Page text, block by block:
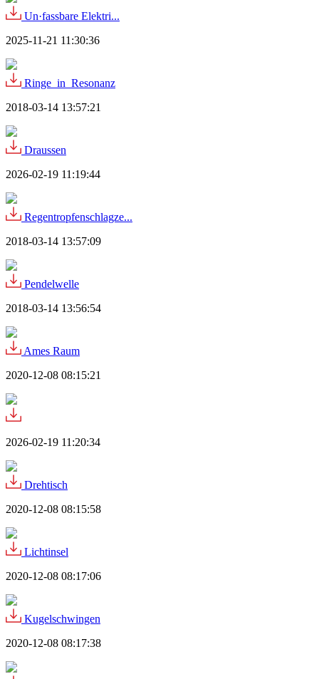
Un·fassbare Elektri...
2025-11-21 11:30:36
Ringe_in_Resonanz
2018-03-14 13:57:21
Draussen
2026-02-19 11:19:44
Regentropfenschlagze...
2018-03-14 13:57:09
Pendelwelle
2018-03-14 13:56:54
Ames Raum
2020-12-08 08:15:21
2026-02-19 11:20:34
Drehtisch
2020-12-08 08:15:58
Lichtinsel
2020-12-08 08:17:06
Kugelschwingen
2020-12-08 08:17:38